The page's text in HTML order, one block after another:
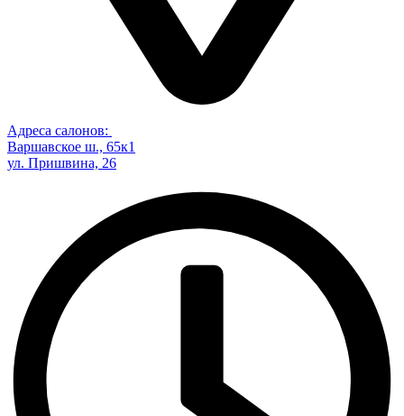
Адреса салонов:
Варшавское ш., 65к1
ул. Пришвина, 26